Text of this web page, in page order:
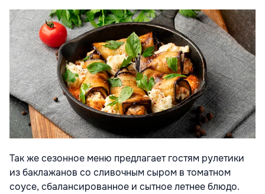
Так же сезонное меню предлагает гостям рулетики
из баклажанов со сливочным сыром в томатном
соусе, сбалансированное и сытное летнее блюдо.